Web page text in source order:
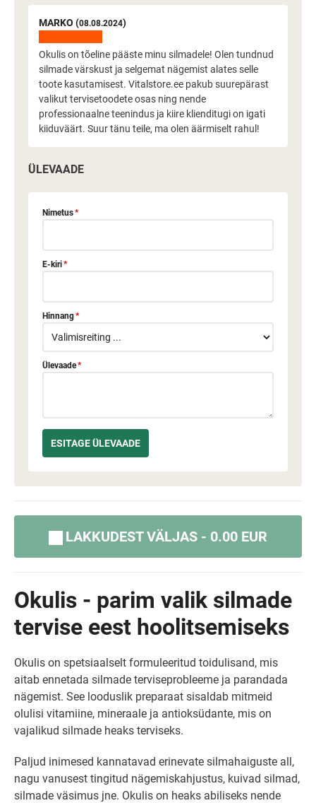
MARKO (08.08.2024)
Okulis on tõeline pääste minu silmadele! Olen tundnud
silmade värskust ja selgemat nägemist alates selle
toote kasutamisest. Vitalstore.ee pakub suurepärast
valikut tervisetoodete osas ning nende
professionaalne teenindus ja kiire klienditugi on igati
kiiduväärt. Suur tänu teile, ma olen äärmiselt rahul!
ÜLEVAADE
Nimetus*
E-kiri*
Hinnang*
Ülevaade*
LAKKUDEST VÄLJAS - 0.00 EUR
Okulis - parim valik silmade
tervise eest hoolitsemiseks
Okulis on spetsiaalselt formuleeritud toidulisand, mis
aitab ennetada silmade terviseprobleeme ja parandada
nägemist. See looduslik preparaat sisaldab mitmeid
olulisi vitamiine, mineraale ja antioksüdante, mis on
vajalikud silmade heaks terviseks.
Paljud inimesed kannatavad erinevate silmahaiguste all,
nagu vanusest tingitud nägemiskahjustus, kuivad silmad,
silmade väsimus jne. Okulis on heaks abiliseks nende